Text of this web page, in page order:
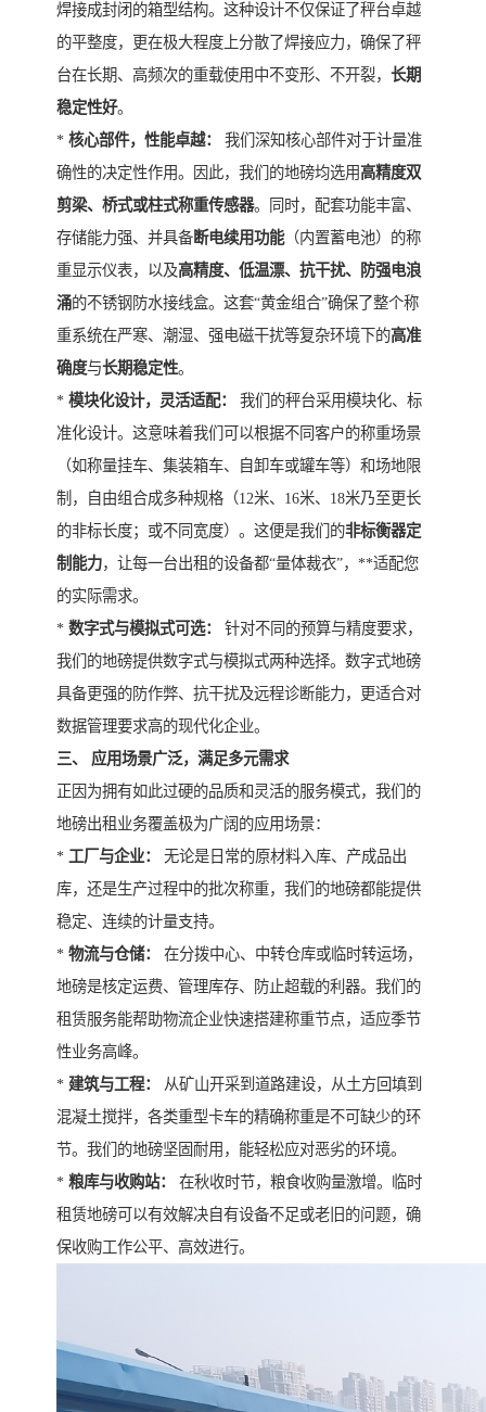
焊接成封闭的箱型结构。这种设计不仅保证了秤台卓越
的平整度，更在极大程度上分散了焊接应力，确保了秤
台在长期、高频次的重载使用中不变形、不开裂， 长期
稳定性好。
* 核心部件，性能卓越：
我们深知核心部件对于计量准
确性的决定性作用。因此，我们的地磅均选用高精度双
剪梁、桥式或柱式称重传感器。同时，配套功能丰富、
存储能力强、并具备断电续用功能（内置蓄电池）的称
重显示仪表，以及高精度、低温漂、抗干扰、防强电浪
涌的不锈钢防水接线盒。这套“黄金组合”确保了整个称
重系统在严寒、潮湿、强电磁干扰等复杂环境下的高准
确度与长期稳定性。
* 模块化设计，灵活适配：
我们的秤台采用模块化、标
准化设计。这意味着我们可以根据不同客户的称重场景
（如称量挂车、集装箱车、自卸车或罐车等）和场地限
制，自由组合成多种规格（12米、16米、18米乃至更长
的非标长度；或不同宽度）。这便是我们的非标衡器定
制能力，让每一台出租的设备都“量体裁衣”，**适配您
的实际需求。
* 数字式与模拟式可选：
针对不同的预算与精度要求，
我们的地磅提供数字式与模拟式两种选择。数字式地磅
具备更强的防作弊、抗干扰及远程诊断能力，更适合对
数据管理要求高的现代化企业。
三、 应用场景广泛，满足多元需求
正因为拥有如此过硬的品质和灵活的服务模式，我们的
地磅出租业务覆盖极为广阔的应用场景：
* 工厂与企业：
无论是日常的原材料入库、产成品出
库，还是生产过程中的批次称重，我们的地磅都能提供
稳定、连续的计量支持。
* 物流与仓储：
在分拨中心、中转仓库或临时转运场，
地磅是核定运费、管理库存、防止超载的利器。我们的
租赁服务能帮助物流企业快速搭建称重节点，适应季节
性业务高峰。
* 建筑与工程：
从矿山开采到道路建设，从土方回填到
混凝土搅拌，各类重型卡车的精确称重是不可缺少的环
节。我们的地磅坚固耐用，能轻松应对恶劣的环境。
* 粮库与收购站：
在秋收时节，粮食收购量激增。临时
租赁地磅可以有效解决自有设备不足或老旧的问题，确
保收购工作公平、高效进行。